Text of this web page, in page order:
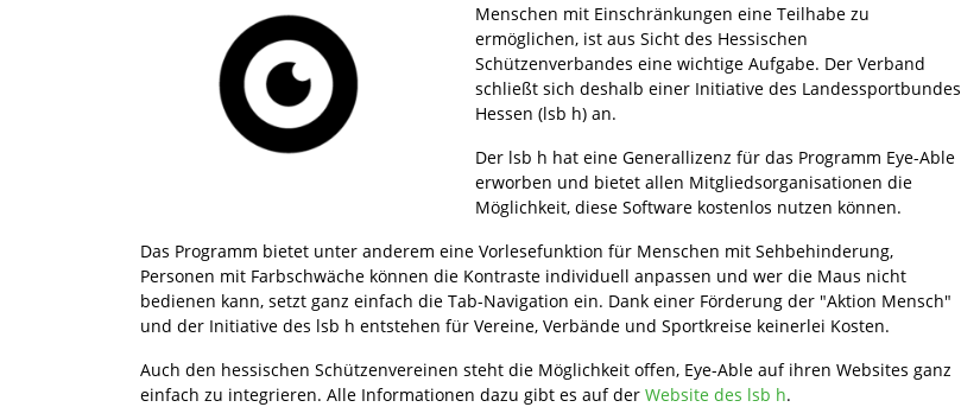
Menschen mit Einschränkungen eine Teilhabe zu
ermöglichen, ist aus Sicht des Hessischen
Schützenverbandes eine wichtige Aufgabe. Der Verband
schließt sich deshalb einer Initiative des Landessportbundes
Hessen (lsb h) an.
Der lsb h hat eine Generallizenz für das Programm Eye-Able
erworben und bietet allen Mitgliedsorganisationen die
Möglichkeit, diese Software kostenlos nutzen können.
Das Programm bietet unter anderem eine Vorlesefunktion für Menschen mit Sehbehinderung,
Personen mit Farbschwäche können die Kontraste individuell anpassen und wer die Maus nicht
bedienen kann, setzt ganz einfach die Tab-Navigation ein. Dank einer Förderung der "Aktion Mensch"
und der Initiative des lsb h entstehen für Vereine, Verbände und Sportkreise keinerlei Kosten.
Auch den hessischen Schützenvereinen steht die Möglichkeit offen, Eye-Able auf ihren Websites ganz
einfach zu integrieren. Alle Informationen dazu gibt es auf der Website des lsb h.